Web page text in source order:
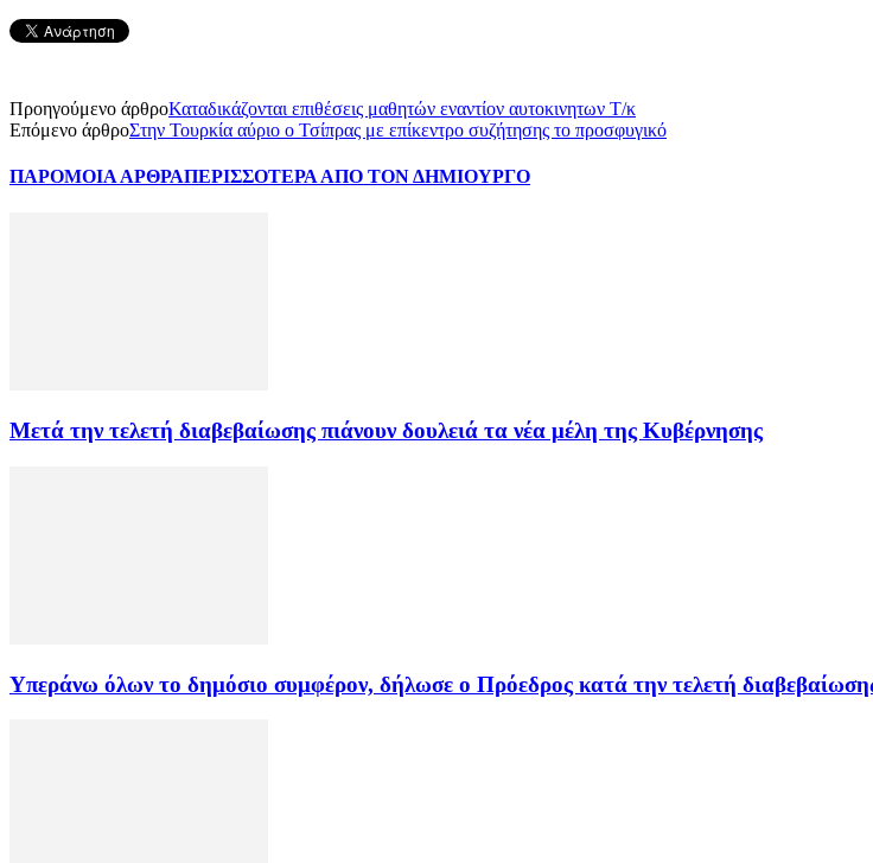
Προηγούμενο άρθροΚαταδικάζονται επιθέσεις μαθητών εναντίον αυτοκινητων Τ/κ
Επόμενο άρθροΣτην Τουρκία αύριο ο Τσίπρας με επίκεντρο συζήτησης το προσφυγικό
ΠΑΡΟΜΟΙΑ ΑΡΘΡΑΠΕΡΙΣΣΟΤΕΡΑ ΑΠΟ ΤΟΝ ΔΗΜΙΟΥΡΓΟ
Μετά την τελετή διαβεβαίωσης πιάνουν δουλειά τα νέα μέλη της Κυβέρνησης
Υπεράνω όλων το δημόσιο συμφέρον, δήλωσε ο Πρόεδρος κατά την τελετή